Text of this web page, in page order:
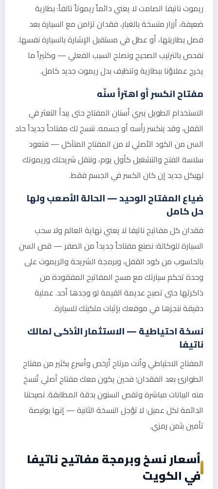
ريموت ناتيفا الصامت لا يعني دائماً ريموتاً تالفاً: بطارية
ضعيفة، أزرار متسخة بالغبار، فقدان تزامن مع السيارة بعد
فصل بطاريتها، أو عطل في مستقبل الإشارة بالسيارة نفسها.
نفحص بالترتيب الصحيح ونصلح السبب الفعلي — وكثيراً ما
يخرج عملاؤنا ببطارية وتنظيف بدل ريموت جديد كامل.
مفتاح انكسر أو اهترأ سنّه
الاستخدام الطويل يبري أسنان المفتاح حتى يبدأ التعثر في
القفل، وقد ينكسر رأسه أو جسمه. ننسخ لك مفتاحاً جديداً حاد
السن من الكود الأصلي لا من المفتاح المتآكل — فتعود
سلاسة الفتح والتشغيل كأول يوم، وننقل شريحتك وريموتك
لهيكل جديد إن كان الكسر في الجسم فقط.
ضياع المفتاح الوحيد — الحالة الأصعب ولها
حل كامل
فقدان كل مفاتيح ناتيفا لا يعني نهاية العالم ولا سحب
السيارة للوكالة: نصنع مفتاحاً جديداً من الصفر — قص السن
بالحاسوب من كود القفل، وبرمجة الشريحة والريموت على
وحدة تحكم سيارتك مع مسح المفاتيح المفقودة من
ذاكرتها حتى تصبح عديمة القيمة لو وجدها أحد. عملية
دقيقة ننجزها في موقعك بإثبات ملكيتك للسيارة.
نسخة احتياطية — الاستثمار الأذكى لمالك
ناتيفا
المفتاح الاحتياطي وأنت مرتاح أرخص وأسرع بكثير من مفتاح
الطوارئ بعد الفقدان؛ فحين يكون معك مفتاح أصلي تُنسخ
منه البيانات مباشرة وتقص السنون بدقة المطابقة. نصيحتنا
الدائمة لكل عميل: لا تؤجل النسخة الثانية — إنها بوليصة
تأمين بثمن رمزي.
أسعار نسخ وبرمجة مفاتيح ناتيفا
في الكويت